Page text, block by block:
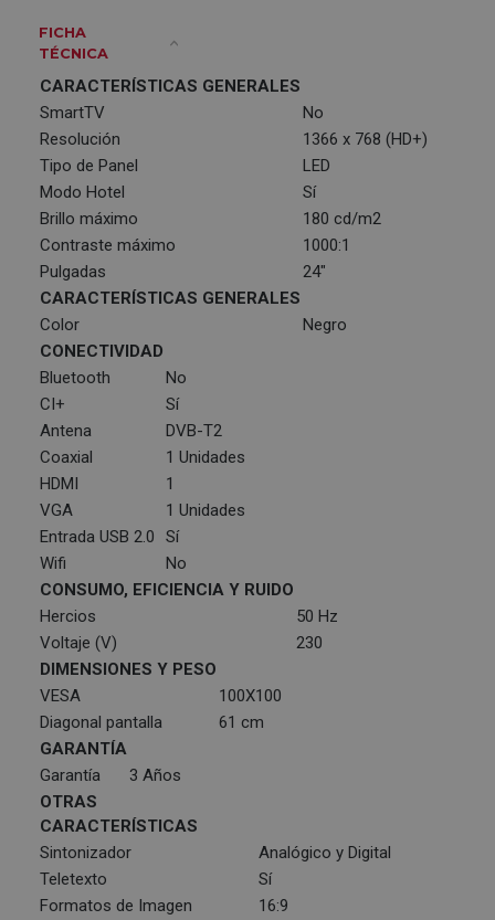
FICHA
TÉCNICA
CARACTERÍSTICAS GENERALES
SmartTV
No
Resolución
1366 x 768 (HD+)
Tipo de Panel
LED
Modo Hotel
Sí
Brillo máximo
180 cd/m2
Contraste máximo
1000:1
Pulgadas
24"
CARACTERÍSTICAS GENERALES
Color
Negro
CONECTIVIDAD
Bluetooth
No
CI+
Sí
Antena
DVB-T2
Coaxial
1 Unidades
HDMI
1
VGA
1 Unidades
Entrada USB 2.0
Sí
Wifi
No
CONSUMO, EFICIENCIA Y RUIDO
Hercios
50 Hz
Voltaje (V)
230
DIMENSIONES Y PESO
VESA
100X100
Diagonal pantalla
61 cm
GARANTÍA
Garantía
3 Años
OTRAS
CARACTERÍSTICAS
Sintonizador
Analógico y Digital
Teletexto
Sí
Formatos de Imagen
16:9